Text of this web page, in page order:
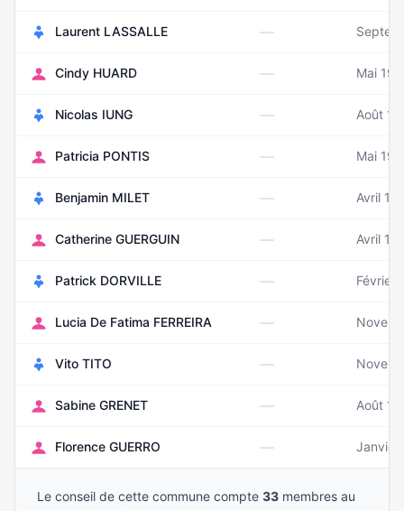
Laurent LASSALLE —
Cindy HUARD — Mai
Nicolas IUNG — Août
Patricia PONTIS — Mai
Benjamin MILET — Avril
Catherine GUERGUIN — Avril
Patrick DORVILLE — Février
Lucia De Fatima FERREIRA —
Vito TITO —
Sabine GRENET — Août
Florence GUERRO — Janvier
Le conseil de cette commune compte 33 membres au